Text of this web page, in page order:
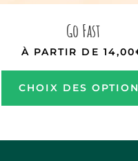
Go Fast
À PARTIR DE 14,00
CHOIX DES